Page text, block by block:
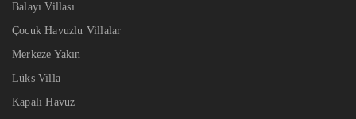
Balayı Villası
Çocuk Havuzlu Villalar
Merkeze Yakın
Lüks Villa
Kapalı Havuz